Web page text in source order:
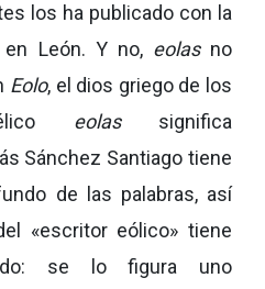
los ha publicado con la
en León. Y no, eolasno
Eolo, el dios griego de los
eolassignifica
Sánchez Santiago tiene
de las palabras, así
«escritor eólico» tiene
se lo figura uno